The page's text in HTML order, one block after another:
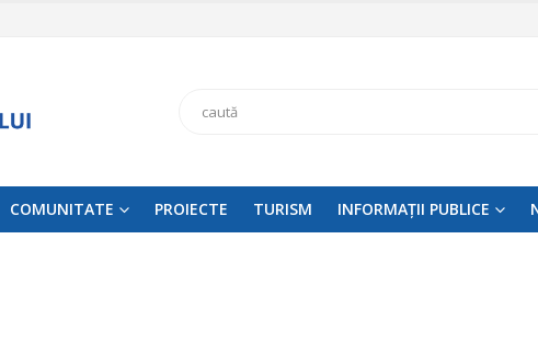
Search
COMUNITATE PROIECTE TURISM INFORMAȚII PUBLICE